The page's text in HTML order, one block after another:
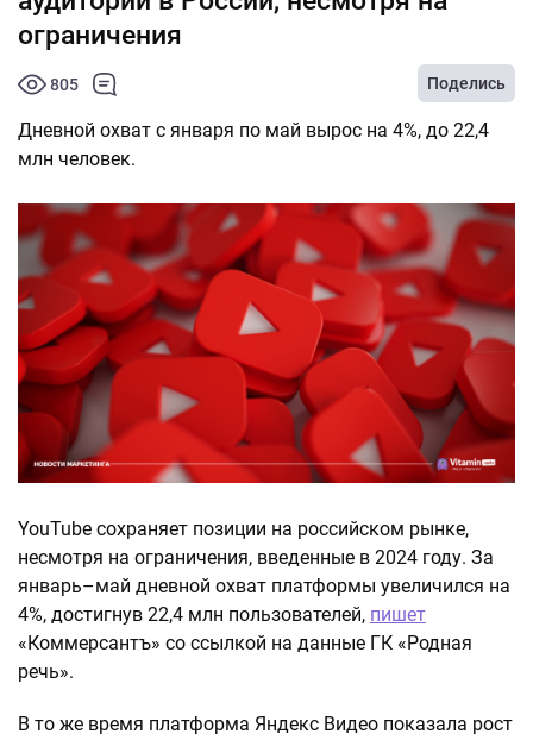
ограничения
805 Поделись
Дневной охват с января по май вырос на 4%, до 22,4
млн человек.
YouTube сохраняет позиции на российском рынке,
несмотря на ограничения, введенные в 2024 году. За
январь–май дневной охват платформы увеличился на
4%, достигнув 22,4 млн пользователей, пишет
«Коммерсантъ» со ссылкой на данные ГК «Родная
речь».
В то же время платформа Яндекс Видео показала рост